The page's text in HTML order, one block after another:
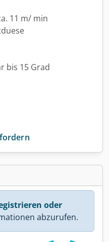
11 m/ min
bis 15 Grad
oder
abzurufen.